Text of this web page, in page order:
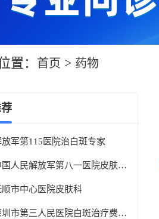
置： 首页 > 药物
放军第115医院治白斑专家
中国人民解放军第八一医院皮肤科最好的医生
顺市中心医院皮肤科
深圳市第三人民医院白斑治疗费用多少